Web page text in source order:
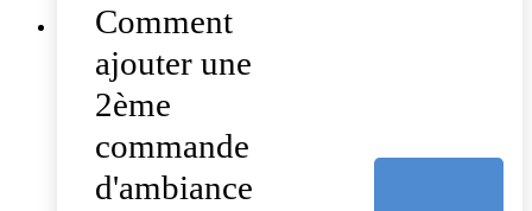
Comment
ajouter une
2ème
commande
d'ambiance